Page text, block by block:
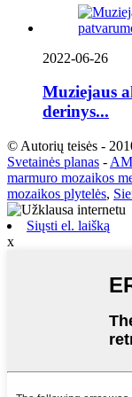
2022-06-26
Muziejaus
derinys...
© Autorių teisės -
Svetainės planas -
marmuro mozaikos
mozaikos plytelės,
Siųsti el. laišką
x